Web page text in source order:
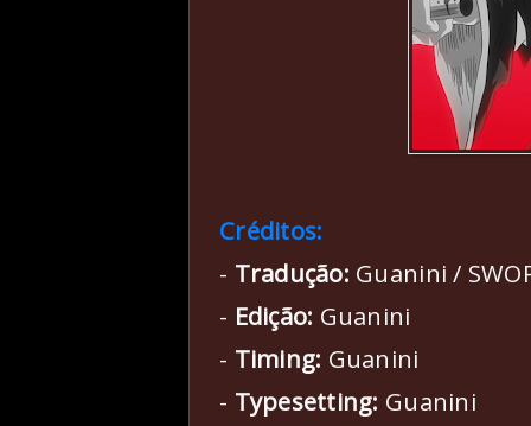
Créditos:
- Tradução: Guanini /
- Edição: Guanini
- Timing: Guanini
- Typesetting: Guanini